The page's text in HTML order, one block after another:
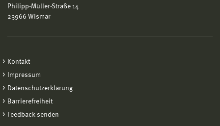
Philipp-Müller-Straße 14
23966 Wismar
Kontakt
Impressum
Datenschutzerklärung
Barrierefreiheit
Feedback senden